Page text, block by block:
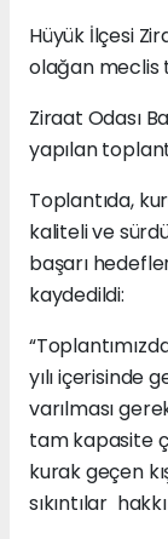
Hüyük İlçesi
olağan meclis
Ziraat Odası
yapılan
Toplantıda,
kaliteli ve
başarı
kaydedildi:
yılı içerisinde
varılması
tam kapasite
kurak geçen
sıkıntılar